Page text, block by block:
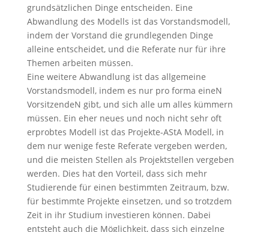
grundsätzlichen Dinge entscheiden. Eine
Abwandlung des Modells ist das Vorstandsmodell,
indem der Vorstand die grundlegenden Dinge
alleine entscheidet, und die Referate nur für ihre
Themen arbeiten müssen.
Eine weitere Abwandlung ist das allgemeine
Vorstandsmodell, indem es nur pro forma eineN
VorsitzendeN gibt, und sich alle um alles kümmern
müssen. Ein eher neues und noch nicht sehr oft
erprobtes Modell ist das Projekte-AStA Modell, in
dem nur wenige feste Referate vergeben werden,
und die meisten Stellen als Projektstellen vergeben
werden. Dies hat den Vorteil, dass sich mehr
Studierende für einen bestimmten Zeitraum, bzw.
für bestimmte Projekte einsetzen, und so trotzdem
Zeit in ihr Studium investieren können. Dabei
entsteht auch die Möglichkeit, dass sich einzelne